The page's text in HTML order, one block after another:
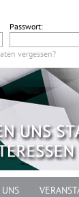
Passwort:
vergessen?